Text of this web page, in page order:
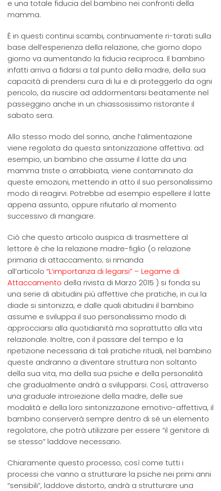
e una totale fiducia del bambino nei confronti della
mamma.
È in questi continui scambi, continuamente ri-tarati sulla
base dell’esperienza della relazione, che giorno dopo
giorno va aumentando la fiducia reciproca. Il bambino
infatti arriva a fidarsi a tal punto della madre, della sua
capacità di prendersi cura di lui e di proteggerlo da ogni
pericolo, da riuscire ad addormentarsi beatamente nel
passeggino anche in un chiassosissimo ristorante il
sabato sera.
Allo stesso modo del sonno, anche l’alimentazione
viene regolata da questa sintonizzazione affettiva: ad
esempio, un bambino che assume il latte da una
mamma triste o arrabbiata, viene contaminato da
queste emozioni, mettendo in atto il suo personalissimo
modo di reagirvi. Potrebbe ad esempio espellere il latte
appena assunto, oppure rifiutarlo al momento
successivo di mangiare.
Ciò che questo articolo auspica di trasmettere al
lettore è che la relazione madre-figlio (o relazione
primaria di attaccamento; si rimanda
all’articolo “L’importanza di legarsi” – Legame di
Attaccamento della rivista di Marzo 2015 ) si fonda su
una serie di abitudini più affettive che pratiche, in cui la
diade si sintonizza, e dalle quali abitudini il bambino
assume e sviluppa il suo personalissimo modo di
approcciarsi alla quotidianità ma soprattutto alla vita
relazionale. Inoltre, con il passare del tempo e la
ripetizione necessaria di tali pratiche rituali, nel bambino
queste andranno a diventare struttura non soltanto
della sua vita, ma della sua psiche e della personalità
che gradualmente andrà a svilupparsi. Così, attraverso
una graduale introiezione della madre, delle sue
modalità e della loro sintonizzazione emotivo-affettiva, il
bambino conserverà sempre dentro di sé un elemento
regolatore, che potrà utilizzare per essere “il genitore di
se stesso” laddove necessario.
Chiaramente questo processo, così come tutti i
processi che vanno a strutturare la psiche nei primi anni
“sensibili”, laddove distorto, andrà a strutturare una